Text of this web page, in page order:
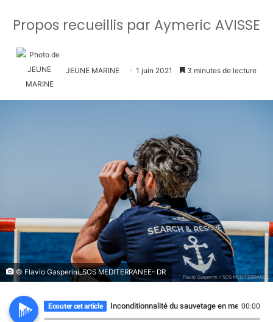
Propos recueillis par Aymeric AVISSE
JEUNE MARINE 1 juin 2021 3 minutes de lecture
© Flavio Gasperini_SOS MEDITERRANEE- DR
Ecouter cet article Inconditionnalité du sauvetage en mer :00:00